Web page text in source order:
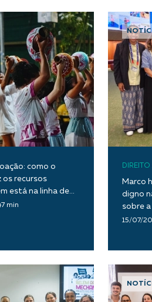
como o
os recursos
está na linha de
dos direitos
7 min
Marco
digno
sobre a
15/07/